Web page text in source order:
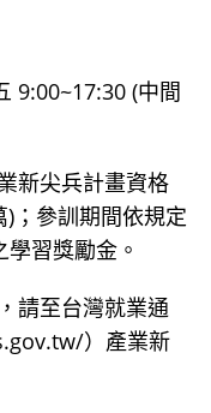
9:00~17:30 (中間
新尖兵計畫資格
；參訓期間依規定
習獎勵金。
請至台灣就業通
）產業新